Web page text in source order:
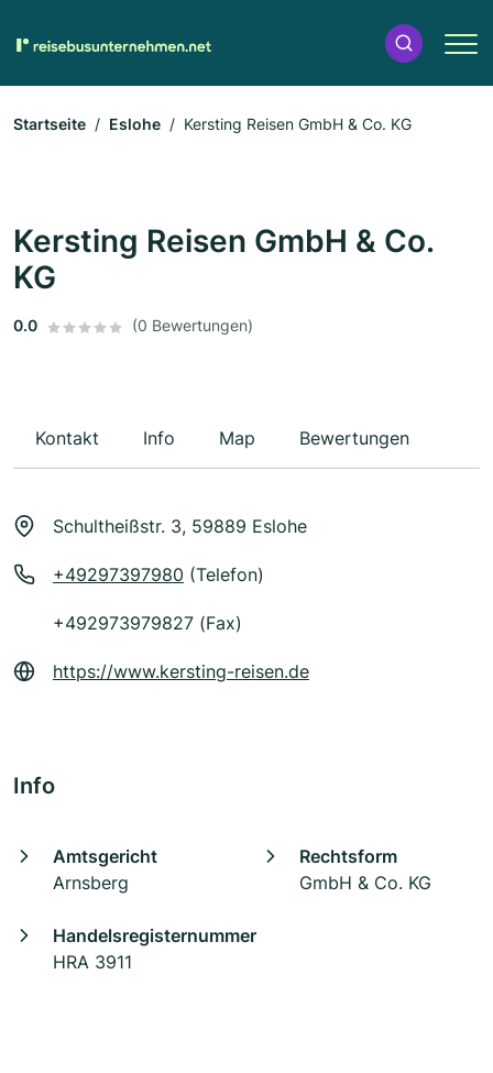
Startseite Eslohe Kersting Reisen GmbH & Co. KG
Kersting Reisen GmbH & Co.
KG
0.0 (0 Bewertungen)
Kontakt Info Map Bewertungen
Schultheißstr. 3, 59889 Eslohe
+49297397980 (Telefon)
+492973979827 (Fax)
https://www.kersting-reisen.de
Info
Amtsgericht
Arnsberg
Rechtsform
GmbH & Co. KG
Handelsregisternummer
HRA 3911